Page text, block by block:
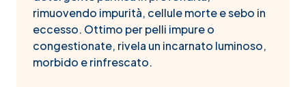
rimuovendo impurità, cellule morte e sebo in
eccesso. Ottimo per pelli impure o
congestionate, rivela un incarnato luminoso,
morbido e rinfrescato.